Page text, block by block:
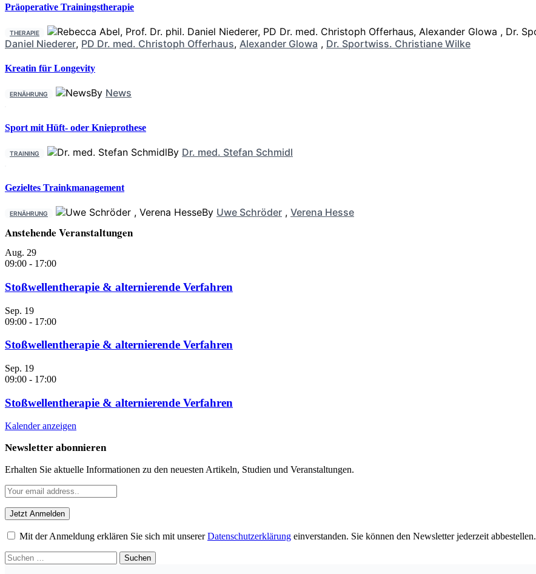
Präoperative Trainingstherapie
THERAPIE
Daniel Niederer, PD Dr. med. Christoph Offerhaus, Alexander Glowa , Dr. Sportwiss. Christiane Wilke
Kreatin für Longevity
ERNÄHRUNG By News
Sport mit Hüft- oder Knieprothese
TRAINING By Dr. med. Stefan Schmidl
Gezieltes Trainkmanagement
ERNÄHRUNG By Uwe Schröder , Verena Hesse
Anstehende Veranstaltungen
Aug. 29
09:00 - 17:00
Stoßwellentherapie & alternierende Verfahren
Sep. 19
09:00 - 17:00
Stoßwellentherapie & alternierende Verfahren
Sep. 19
09:00 - 17:00
Stoßwellentherapie & alternierende Verfahren
Kalender anzeigen
Newsletter abonnieren
Erhalten Sie aktuelle Informationen zu den neuesten Artikeln, Studien und Veranstaltungen.
Mit der Anmeldung erklären Sie sich mit unsererDatenschutzerklärung einverstanden. Sie können den Newsletter jederzeit abbestellen.
Suchen
nach: